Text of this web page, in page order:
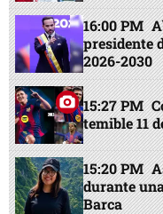
16:00 PM
presidente
2026-2030
15:27 PM
temible 11
15:20 PM
durante
Barca